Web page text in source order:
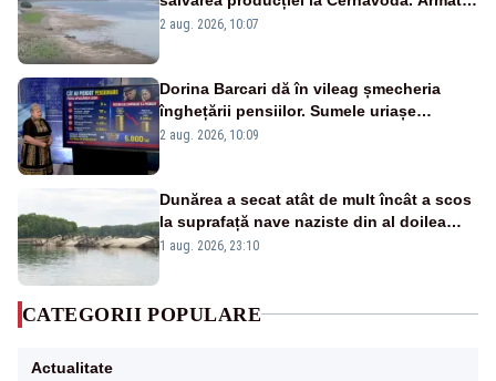
va detona o stâncă și va devia apa
2 aug. 2026, 10:07
Dorina Barcari dă în vileag șmecheria
înghețării pensiilor. Sumele uriașe
pierdute de fiecare român
2 aug. 2026, 10:09
Dunărea a secat atât de mult încât a scos
la suprafață nave naziste din al doilea
război mondial
1 aug. 2026, 23:10
CATEGORII POPULARE
Actualitate